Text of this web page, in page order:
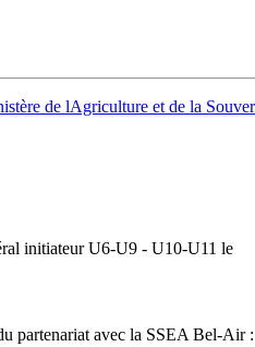
initiateur U6-U9 - U10-U11 le
partenariat avec la SSEA Bel-Air :